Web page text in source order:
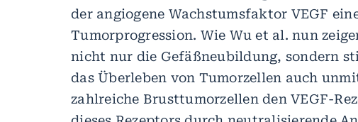
der angiogene Wachstumsfaktor VEGF
Tumorprogression. Wie Wu et al. nun
nicht nur die Gefäßneubildung, sondern
das Überleben von Tumorzellen auch
zahlreiche Brusttumorzellen den VEGF-